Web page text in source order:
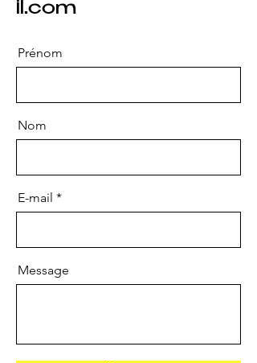
il.com
Prénom
Nom
E-mail
Message